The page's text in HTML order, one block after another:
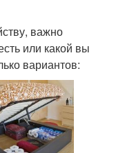
важно
или какой вы
вариантов: